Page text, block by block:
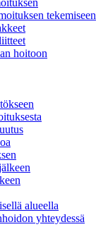
tekemiseen
hoitoon
alueella
yhteydessä